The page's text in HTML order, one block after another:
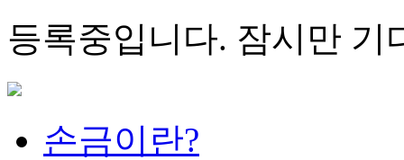
등록중입니다. 잠시만 기
손금이란?